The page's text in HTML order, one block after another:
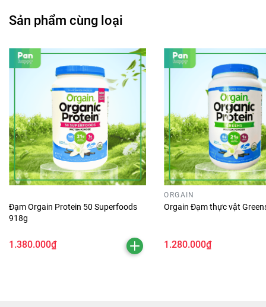
Sản phẩm cùng loại
Đạm Orgain Protein 50 Superfoods
918g
1.380.000₫
ORGAIN
Orgain Đạm thực vật
1.280.000₫